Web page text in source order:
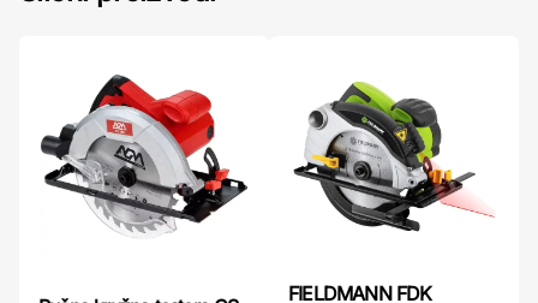
FIELDMANN FDK